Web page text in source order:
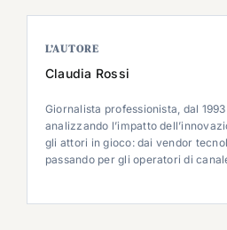
L’AUTORE
Claudia Rossi
Giornalista professionista, dal
analizzando l’impatto
gli attori in gioco: dai vendor
passando per gli operatori di